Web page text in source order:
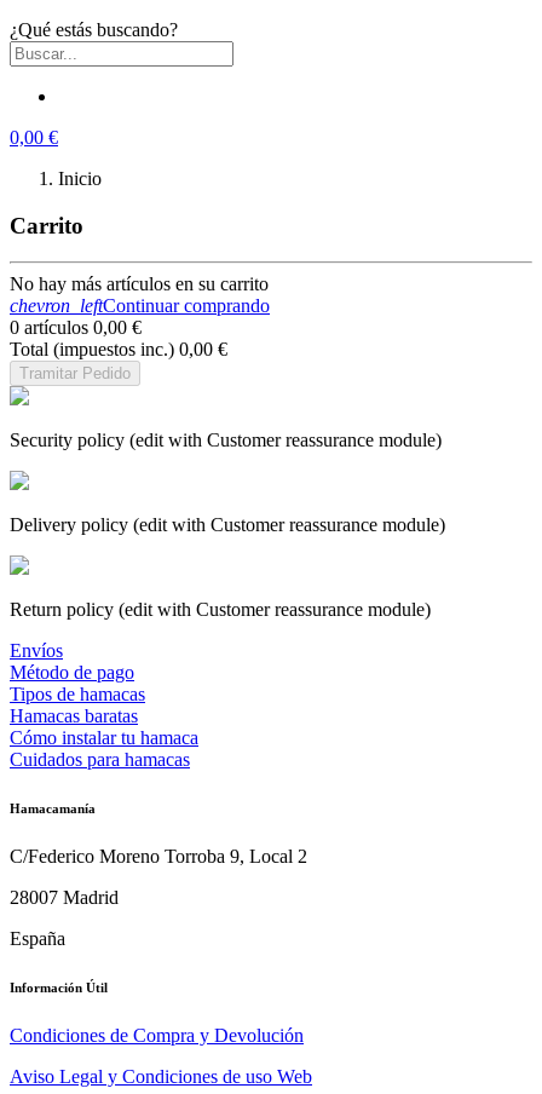
¿Qué estás buscando?
0,00 €
Inicio
Carrito
No hay más artículos en su carrito
chevron_leftContinuar comprando
0 artículos 0,00 €
Total (impuestos inc.) 0,00 €
Tramitar Pedido
Security policy (edit with Customer reassurance module)
Delivery policy (edit with Customer reassurance module)
Return policy (edit with Customer reassurance module)
Envíos
Método de pago
Tipos de hamacas
Hamacas baratas
Cómo instalar tu hamaca
Cuidados para hamacas
Hamacamanía
C/Federico Moreno Torroba 9, Local 2
28007 Madrid
España
Información Útil
Condiciones de Compra y Devolución
Aviso Legal y Condiciones de uso Web